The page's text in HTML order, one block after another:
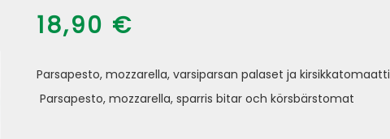
18,90 €
Parsapesto, mozzarella, varsiparsan palaset ja kirsikkatomaatti
Parsapesto, mozzarella, sparris bitar och körsbärstomat